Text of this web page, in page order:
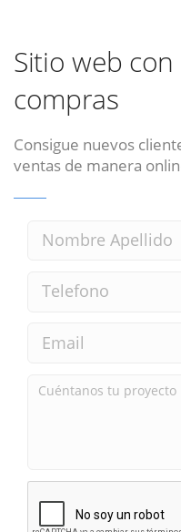
Sitio web
compras
Consigue nuevos
ventas de manera